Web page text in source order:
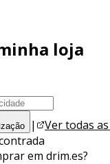
loja
|
Ver todas
em drim.es?